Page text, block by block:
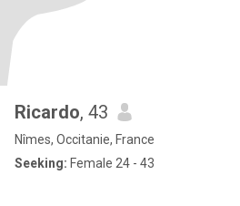
Ricardo, 43
Nîmes, Occitanie, France
Seeking: Female 24 - 43